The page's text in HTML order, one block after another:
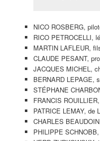
NICO ROSBERG,
RICO PETROCELLI,
MARTIN LAFLEUR,
CLAUDE PESANT,
JACQUES MICHEL,
BERNARD LEPAGE,
STÉPHANE
FRANCIS
PATRICE LEMAY, de
CHARLES
PHILIPPE